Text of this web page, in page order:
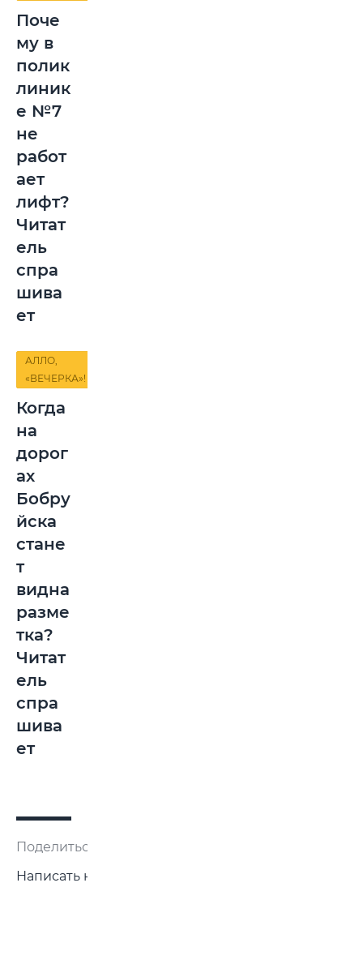
Поче
му в
полик
линик
е №7
не
работ
ает
лифт?
Читат
ель
спра
шива
ет
АЛЛО,
«ВЕЧЕРКА»!
Когда
на
дорог
ах
Бобру
йска
стане
т
видна
разме
тка?
Читат
ель
спра
шива
ет
Поделиться:
Написать нам